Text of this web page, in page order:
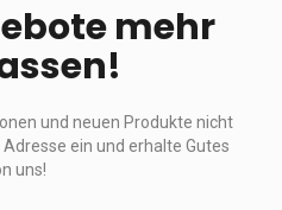
mehr
und neuen Produkte nicht
ein und erhalte Gutes
uns!